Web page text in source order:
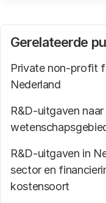
afkortingen
webpagina
Gerelateerde
Private non-profit
Nederland
R&D-uitgaven
R&D-uitgaven in
sector en
kostensoort